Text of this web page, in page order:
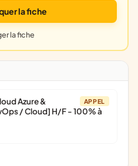
la fiche
la fiche
APPEL
Azure &
/ Cloud] H/F - 100% à